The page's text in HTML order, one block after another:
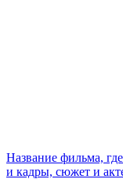
Название фильма,
и кадры, сюжет и